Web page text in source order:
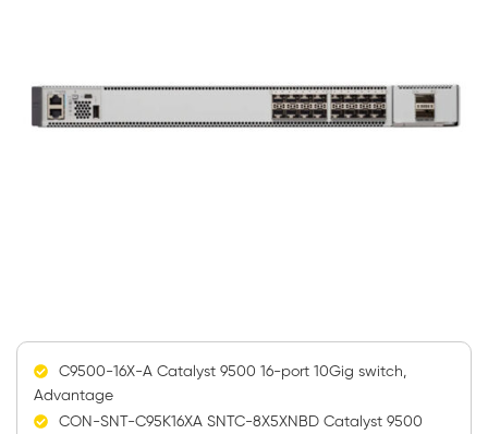
C9500-16X-A Catalyst 9500 16-port 10Gig switch,
Advantage
CON-SNT-C95K16XA SNTC-8X5XNBD Catalyst 9500